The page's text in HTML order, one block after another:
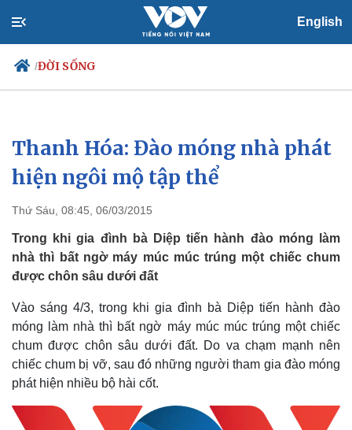
English
/ĐỜI SỐNG
Chính trị
Đảng
Tổ chức nhân sự
Nhận diện sự thật
Xã hội
Tin 24h
Dự báo thời tiết
Việc làm
Biển đảo
Thanh Hóa: Đào móng nhà phát
hiện ngôi mộ tập thể
Thứ Sáu, 08:45, 06/03/2015
Trong khi gia đình bà Diệp tiến hành đào móng làm
nhà thì bất ngờ máy múc múc trúng một chiếc chum
được chôn sâu dưới đất
Vào sáng 4/3, trong khi gia đình bà Diệp tiến hành đào
móng làm nhà thì bất ngờ máy múc múc trúng một chiếc
chum được chôn sâu dưới đất. Do va chạm mạnh nên
chiếc chum bị vỡ, sau đó những người tham gia đào móng
phát hiện nhiều bộ hài cốt.